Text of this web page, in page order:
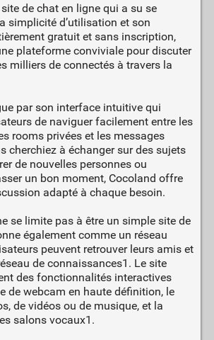
de chat en ligne qui a su se
simplicité d’utilisation et son
gratuit et sans inscription,
plateforme conviviale pour discuter
milliers de connectés à travers la
par son interface intuitive qui
de naviguer facilement entre les
rooms privées et les messages
cherchiez à échanger sur des sujets
de nouvelles personnes ou
un bon moment, Cocoland offre
adapté à chaque besoin.
se limite pas à être un simple site de
également comme un réseau
peuvent retrouver leurs amis et
de connaissances1. Le site
des fonctionnalités interactives
de webcam en haute définition, le
de vidéos ou de musique, et la
salons vocaux1.